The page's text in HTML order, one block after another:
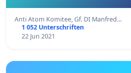
Anti Atom Komitee, Gf. DI Manfred…
1 052 Unterschriften
22 Jun 2021